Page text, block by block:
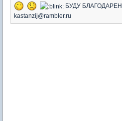
БУДУ БЛАГОДАРЕН.
kastanzij@rambler.ru